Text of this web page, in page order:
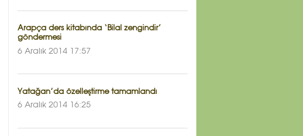
Arapça ders kitabında ‘Bilal zengindir’
göndermesi
6 Aralık 2014 17:57
Yatağan’da özelleştirme tamamlandı
6 Aralık 2014 16:25